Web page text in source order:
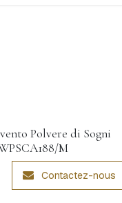
Polvere di Sogni
M
Contactez-nous